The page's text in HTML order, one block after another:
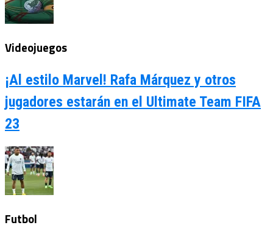
Videojuegos
¡Al estilo Marvel! Rafa Márquez y otros
jugadores estarán en el Ultimate Team FIFA
23
Futbol